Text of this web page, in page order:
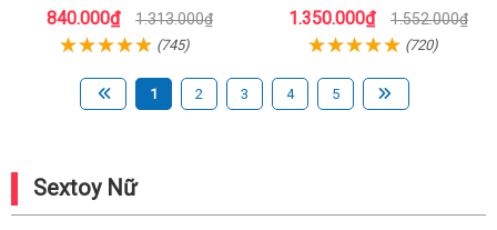
Khiển Mạnh Mẽ
840.000₫ 1.313.000₫
(745)
1.350.000₫ 1.552.000₫
(720)
1 2 3 4 5
Sextoy Nữ